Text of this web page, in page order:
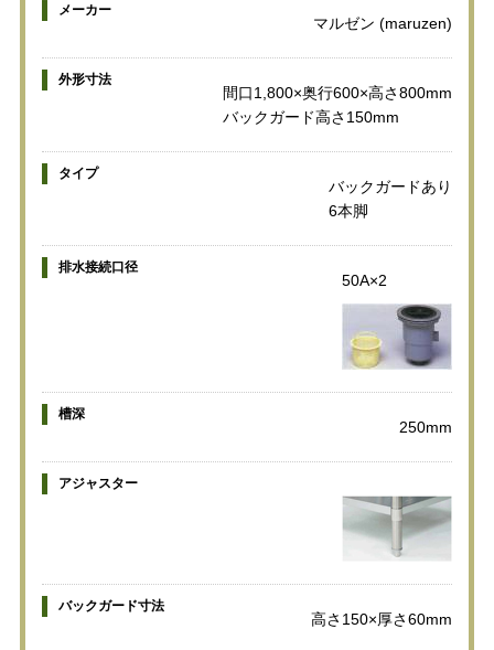
メーカー
マルゼン (maruzen)
外形寸法
間口1,800×奥行600×高さ800mm
バックガード高さ150mm
タイプ
バックガードあり
6本脚
排水接続口径
50A×2
槽深
250mm
アジャスター
バックガード寸法
高さ150×厚さ60mm